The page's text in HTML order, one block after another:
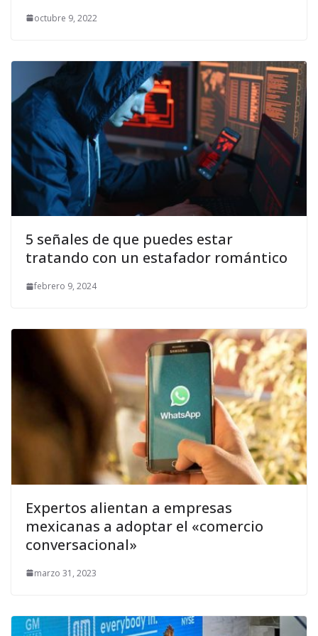
octubre 9, 2022
5 señales de que puedes estar
tratando con un estafador romántico
febrero 9, 2024
Expertos alientan a empresas
mexicanas a adoptar el «comercio
conversacional»
marzo 31, 2023